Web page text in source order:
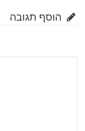
הוסף תגובה